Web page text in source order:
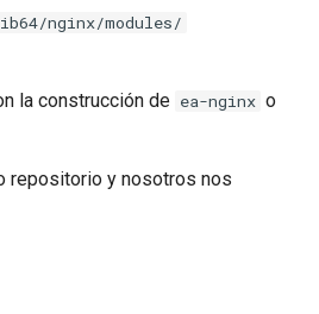
nginx/modules/
la construcción de ea-nginx o
repositorio y nosotros nos